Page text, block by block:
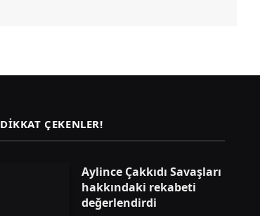
DIKKAT ÇEKENLER!
Aylince Çakkıdı Savaşları
hakkındaki rekabeti
değerlendirdi